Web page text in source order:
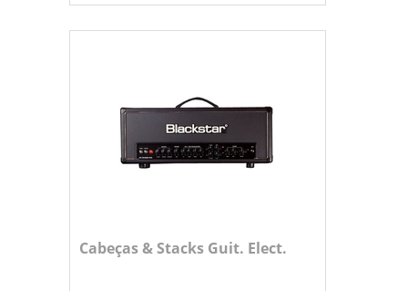
Cabeças & Stacks Guit. Elect.